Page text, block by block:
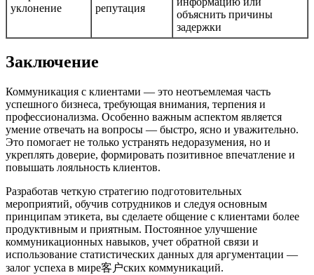
уклонение
репутация
объяснить причины
задержки
Заключение
Коммуникация с клиентами — это неотъемлемая часть
успешного бизнеса, требующая внимания, терпения и
профессионализма. Особенно важным аспектом является
умение отвечать на вопросы — быстро, ясно и уважительно.
Это помогает не только устранять недоразумения, но и
укреплять доверие, формировать позитивное впечатление и
повышать лояльность клиентов.
Разработав четкую стратегию подготовительных
мероприятий, обучив сотрудников и следуя основным
принципам этикета, вы сделаете общение с клиентами более
продуктивным и приятным. Постоянное улучшение
коммуникационных навыков, учет обратной связи и
использование статистических данных для аргументации —
залог успеха в мире客户ских коммуникаций.